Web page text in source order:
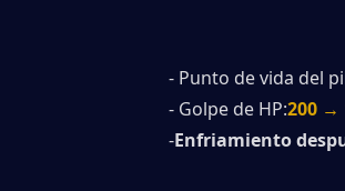
- Punto de vida del
- Golpe de HP:200 →
-Enfriamiento